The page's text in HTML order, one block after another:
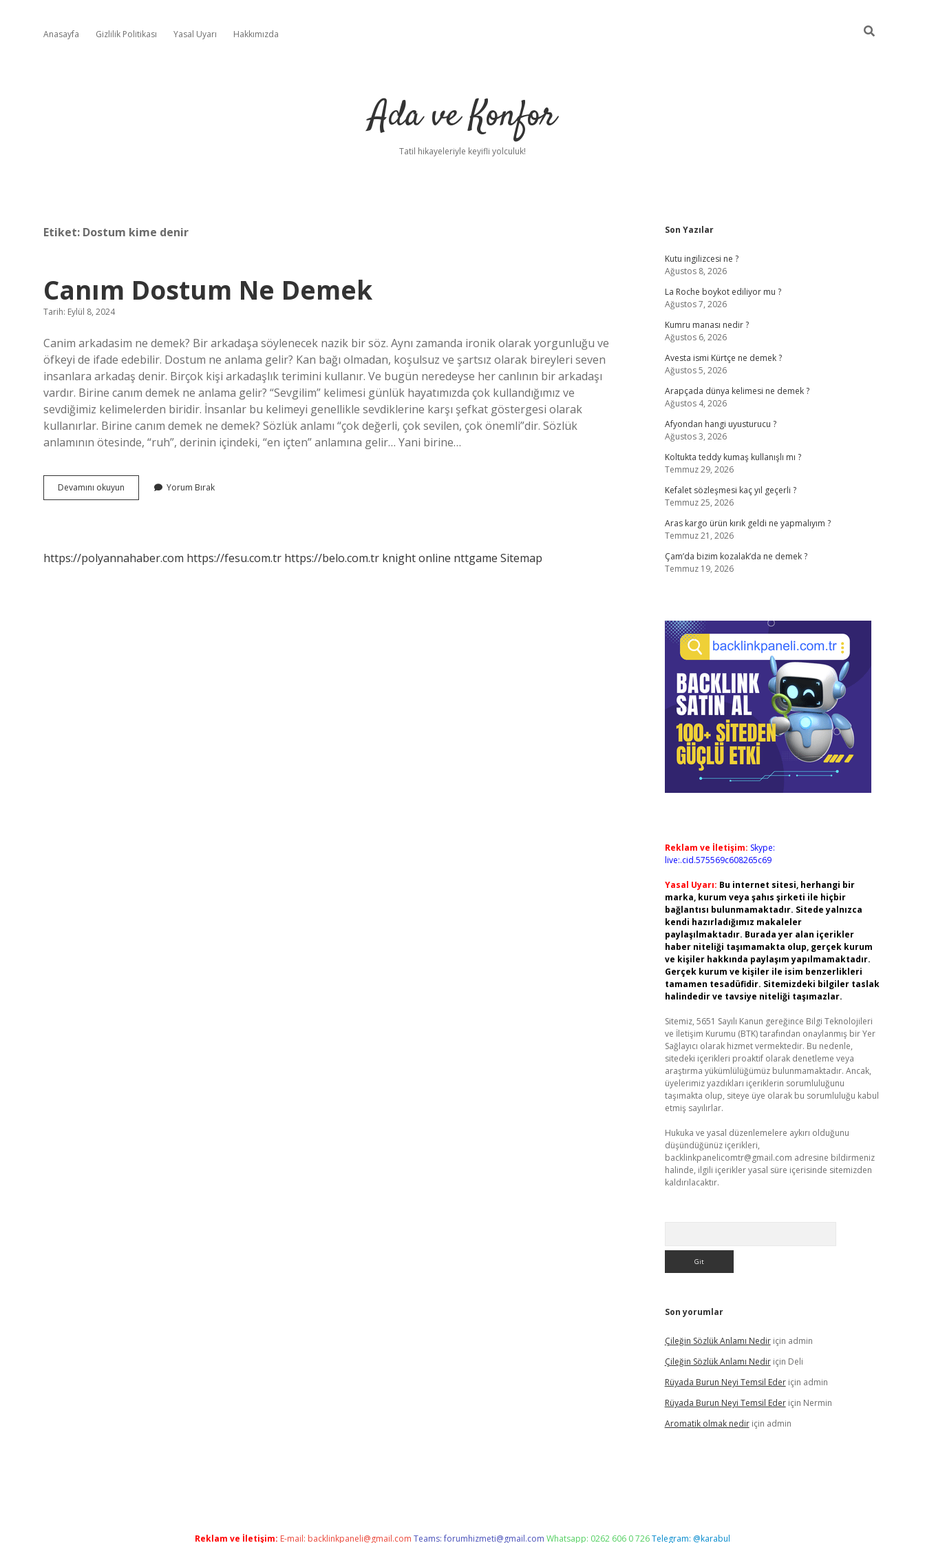
Anasayfa Gizlilik Politikası Yasal Uyarı Hakkımızda
Ada ve Konfor
Tatil hikayeleriyle keyifli yolculuk!
Etiket: Dostum kime denir
Canım Dostum Ne Demek
Tarih: Eylül 8, 2024
Canim arkadasim ne demek? Bir arkadaşa söylenecek nazik bir söz. Aynı zamanda ironik olarak yorgunluğu ve
öfkeyi de ifade edebilir. Dostum ne anlama gelir? Kan bağı olmadan, koşulsuz ve şartsız olarak bireyleri seven
insanlara arkadaş denir. Birçok kişi arkadaşlık terimini kullanır. Ve bugün neredeyse her canlının bir arkadaşı
vardır. Birine canım demek ne anlama gelir? “Sevgilim” kelimesi günlük hayatımızda çok kullandığımız ve
sevdiğimiz kelimelerden biridir. İnsanlar bu kelimeyi genellikle sevdiklerine karşı şefkat göstergesi olarak
kullanırlar. Birine canım demek ne demek? Sözlük anlamı “çok değerli, çok sevilen, çok önemli”dir. Sözlük
anlamının ötesinde, “ruh”, derinin içindeki, “en içten” anlamına gelir… Yani birine…
Devamını okuyun
Dostum
Yorum Bırak
https://polyannahaber.com https://fesu.com.tr https://belo.com.tr knight online nttgame Sitemap
Sidebar
Son Yazılar
Kutu ingilizcesi ne ?
Ağustos 8, 2026
La Roche boykot ediliyor mu ?
Ağustos 7, 2026
Kumru manası nedir ?
Ağustos 6, 2026
Avesta ismi Kürtçe ne demek ?
Ağustos 5, 2026
Arapçada dünya kelimesi ne demek ?
Ağustos 4, 2026
Afyondan hangi uyusturucu ?
Ağustos 3, 2026
Koltukta teddy kumaş kullanışlı mı ?
Temmuz 29, 2026
Kefalet sözleşmesi kaç yıl geçerli ?
Temmuz 25, 2026
Aras kargo ürün kırık geldi ne yapmalıyım ?
Temmuz 21, 2026
Çam’da bizim kozalak’da ne demek ?
Temmuz 19, 2026
Reklam ve İletişim: Skype:
live:.cid.575569c608265c69
Yasal Uyarı: Bu internet sitesi, herhangi bir
marka, kurum veya şahıs şirketi ile hiçbir
bağlantısı bulunmamaktadır. Sitede yalnızca
kendi hazırladığımız makaleler
paylaşılmaktadır. Burada yer alan içerikler
haber niteliği taşımamakta olup, gerçek kurum
ve kişiler hakkında paylaşım yapılmamaktadır.
Gerçek kurum ve kişiler ile isim benzerlikleri
tamamen tesadüfidir. Sitemizdeki bilgiler taslak
halindedir ve tavsiye niteliği taşımazlar.
Sitemiz, 5651 Sayılı Kanun gereğince Bilgi Teknolojileri
ve İletişim Kurumu (BTK) tarafından onaylanmış bir Yer
Sağlayıcı olarak hizmet vermektedir. Bu nedenle,
sitedeki içerikleri proaktif olarak denetleme veya
araştırma yükümlülüğümüz bulunmamaktadır. Ancak,
üyelerimiz yazdıkları içeriklerin sorumluluğunu
taşımakta olup, siteye üye olarak bu sorumluluğu kabul
etmiş sayılırlar.
Hukuka ve yasal düzenlemelere aykırı olduğunu
düşündüğünüz içerikleri,
backlinkpanelicomtr@gmail.com adresine bildirmeniz
halinde, ilgili içerikler yasal süre içerisinde sitemizden
kaldırılacaktır.
Son yorumlar
Çileğin Sözlük Anlamı Nediriçin admin
Çileğin Sözlük Anlamı Nediriçin Deli
Rüyada Burun Neyi Temsil Ederiçin admin
Rüyada Burun Neyi Temsil Ederiçin Nermin
Aromatik olmak nediriçin admin
Reklam ve İletişim: E-mail: backlinkpaneli@gmail.com Teams:forumhizmeti@gmail.com Whatsapp: 0262 606 0 726Telegram: @karabul